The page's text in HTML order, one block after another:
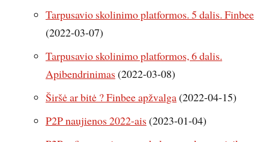
Tarpusavio skolinimo platformos. 5 dalis. Finbee
(2022-03-07)
Tarpusavio skolinimo platformos, 6 dalis.
Apibendrinimas (2022-03-08)
Širšė ar bitė ? Finbee apžvalga(2022-04-15)
P2P naujienos 2022-ais (2023-01-04)